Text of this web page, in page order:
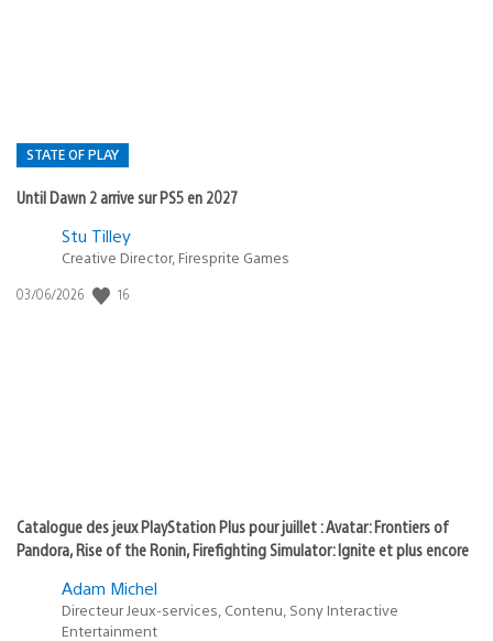
STATE OF PLAY
Until Dawn 2 arrive sur PS5 en 2027
Postée
:
Stu Tilley
Creative Director, Firesprite Games
Date
03/06/2026 16
Catalogue des jeux PlayStation Plus pour juillet : Avatar: Frontiers of
Pandora, Rise of the Ronin, Firefighting Simulator: Ignite et plus encore
Adam Michel
Directeur Jeux-services, Contenu, Sony Interactive
Entertainment